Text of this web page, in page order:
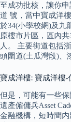
至成功批核，讓你
道 號，當中寶成洋
於34(小學校網)及九
原樓市片區，區內
人。 主要街道包括
頭圍道(土瓜灣段)、
寶成洋樓: 寶成洋樓
但是，可能有一些
遺產僱傭兵Asset
金融機構，短時間